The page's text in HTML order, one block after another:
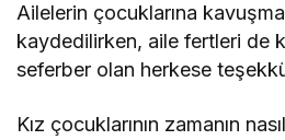
Ailelerin çocuklarına
kaydedilirken, aile fertleri de
seferber olan herkese
Kız çocuklarının zamanın